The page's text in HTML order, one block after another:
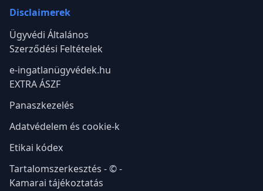
Disclaimerek
Ügyvédi Általános
Szerződési Feltételek
e-ingatlanügyvédek.hu
EXTRA ÁSZF
Panaszkezelés
Adatvédelem és cookie-k
Etikai kódex
Tartalomszerkesztés - © -
Kamarai tájékoztatás